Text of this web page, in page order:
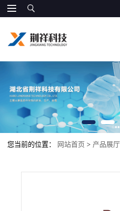
您当前的位置： 网站首页 > 产品展厅